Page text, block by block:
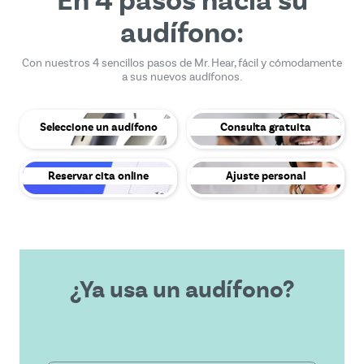
audífono:
Con nuestros 4 sencillos pasos de Mr. Hear, fácil y cómodamente
a sus nuevos audífonos.
Seleccione un audífono Consulta gratuita
Reservar cita online Ajuste personal
¿Ya usa un audífono?